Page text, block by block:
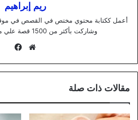
ريم إبراهيم
وشاركت بأكثر من 1500 قصة علي مدار سنين عملي.
موقع
مقالات ذات صلة